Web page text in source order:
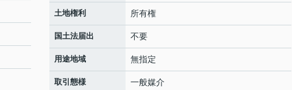
土地権利 所有権
国土法届出 不要
用途地域 無指定
取引態様 一般媒介